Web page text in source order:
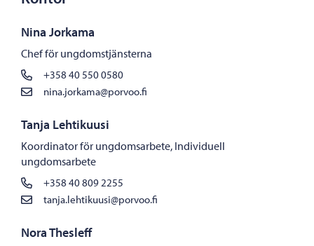
Nina Jorkama
Chef för ungdomstjänsterna
+358 40 550 0580
nina.jorkama@porvoo.fi
Tanja Lehtikuusi
Koordinator för ungdomsarbete, Individuell
ungdomsarbete
+358 40 809 2255
tanja.lehtikuusi@porvoo.fi
Nora Thesleff